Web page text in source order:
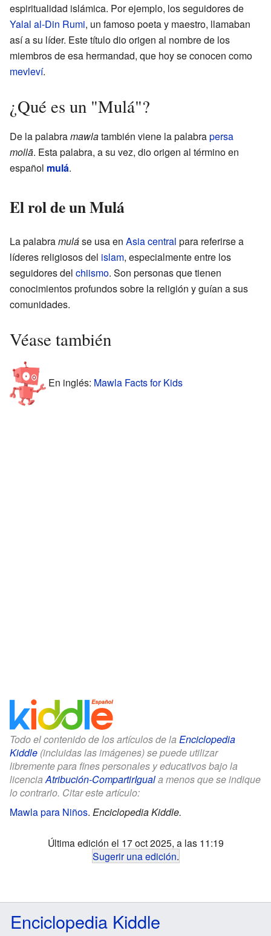
espiritualidad islámica. Por ejemplo, los seguidores de
Yalal al-Din Rumi, un famoso poeta y maestro, llamaban
así a su líder. Este título dio origen al nombre de los
miembros de esa hermandad, que hoy se conocen como
mevleví.
¿Qué es un "Mulá"?
De la palabramawlatambién viene la palabrapersa
mollā. Esta palabra, a su vez, dio origen al término en
español mulá.
El rol de un Mulá
La palabramuláse usa en Asia central para referirse a
líderes religiosos del islam, especialmente entre los
seguidores del chiismo. Son personas que tienen
conocimientos profundos sobre la religión y guían a sus
comunidades.
Véase también
En inglés: Mawla Facts for Kids
Todo el contenido de los artículos de la Enciclopedia
Kiddle (incluidas las imágenes) se puede utilizar
libremente para fines personales y educativos bajo la
licenciaAtribución-CompartirIguala menos que se indique
lo contrario. Citar este artículo:
Mawla para Niños. Enciclopedia Kiddle.
Última edición el 17 oct 2025, a las 11:19
Sugerir una edición.
Enciclopedia Kiddle